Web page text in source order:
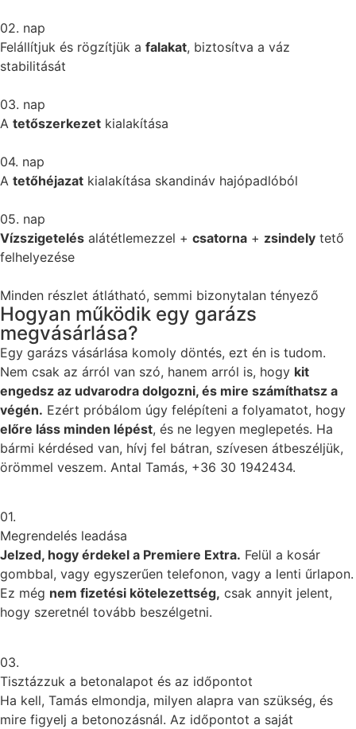
02. nap
Felállítjuk és rögzítjük a falakat, biztosítva a váz
stabilitását
03. nap
A tetőszerkezet kialakítása
04. nap
A tetőhéjazat kialakítása skandináv hajópadlóból
05. nap
Vízszigetelés alátétlemezzel + csatorna + zsindely tető
felhelyezése
Minden részlet átlátható, semmi bizonytalan tényező
Hogyan működik egy garázs
megvásárlása?
Egy garázs vásárlása komoly döntés, ezt én is tudom.
Nem csak az árról van szó, hanem arról is, hogy kit
engedsz az udvarodra dolgozni, és mire számíthatsz a
végén. Ezért próbálom úgy felépíteni a folyamatot, hogy
előre láss minden lépést, és ne legyen meglepetés. Ha
bármi kérdésed van, hívj fel bátran, szívesen átbeszéljük,
örömmel veszem. Antal Tamás, +36 30 1942434.
01.
Megrendelés leadása
Jelzed, hogy érdekel a Premiere Extra. Felül a kosár
gombbal, vagy egyszerűen telefonon, vagy a lenti űrlapon.
Ez még nem fizetési kötelezettség, csak annyit jelent,
hogy szeretnél tovább beszélgetni.
03.
Tisztázzuk a betonalapot és az időpontot
Ha kell, Tamás elmondja, milyen alapra van szükség, és
mire figyelj a betonozásnál. Az időpontot a saját